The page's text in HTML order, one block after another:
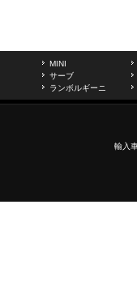
MINI
サーブ
ランボルギーニ
輸入